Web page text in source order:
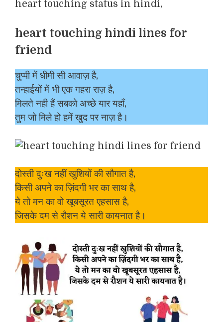
heart touching hindi lines for
friend
चुप्पी में धीमी सी आवाज़ है,
तन्हाईयों में भी एक गहरा राज़ है,
मिलते नही हैं सबको अच्छे यार यहाँ,
तुम जो मिले हो हमें खुद पर नाज़ है।
दोस्ती दुःख नहीं खुशियों की सौगात है,
किसी अपने का ज़िंदगी भर का साथ है,
ये तो मन का वो खूबसूरत एहसास है,
जिसके दम से रौशन ये सारी कायनात है।